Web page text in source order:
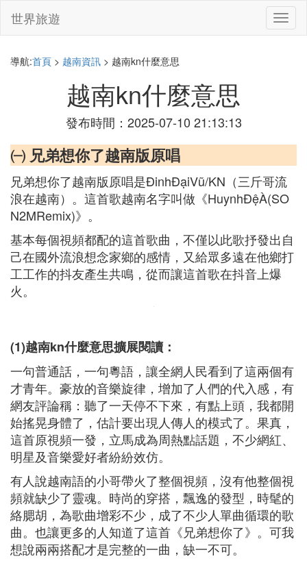
切
換
世界旅遊
導航:首頁 > 越南資訊 > 越南kn什麼意思
越南kn什麼意思
發布時間：2025-07-10 21:13:13
㈠ 兄弟想你了越南版原唱
兄弟想你了越南版原唱是ĐinhĐạiVũ/KN（三斤哥流
浪在越南）。這首歌越南名字叫做《HuynhĐệÀ(SO
N2MRemix)》。
基本每個視頻都配的這首歌曲，不僅以此歌抒發出自
己在國外流浪想念家鄉的感情，又給眾多遠在他鄉打
工工作的抖友產生共鳴，從而讓這首歌在抖音上爆
火。
(1)越南kn什麼意思擴展閱讀：
一句普通話，一句粵語，讓全網人民看到了這兩個有
才青年。豪放的音樂旋律，增加了人們的代入感，有
網友評論稱：聽了一天停不下來，有點上頭，我都開
始搖晃身體了，估計要出現人傳人的模式了。果真，
這首原視頻一發，立馬成為周熱點話題，不少網紅、
明星及音樂愛好者紛紛效仿。
有人說越南語的小哥帶火了整個視頻，沒有他整個視
頻就缺少了靈魂。時尚的穿搭，飄逸的發型，時髦的
絡腮胡，為歌曲增彩不少，成了不少人單曲循環的歌
曲。也讓更多的人知道了這首《兄弟想你了》。可我
想說兩兩搭配才是完整的一曲，缺一不可。